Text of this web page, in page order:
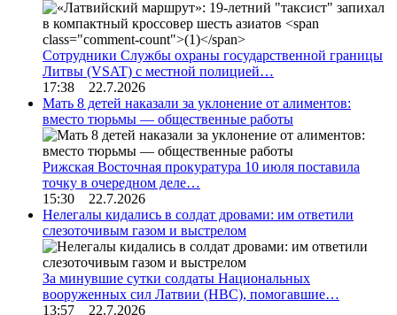
Сотрудники Службы охраны государственной границы
Литвы (VSAT) с местной полицией…
17:38 22.7.2026
Мать 8 детей наказали за уклонение от алиментов:
вместо тюрьмы — общественные работы
Рижская Восточная прокуратура 10 июля поставила
точку в очередном деле…
15:30 22.7.2026
Нелегалы кидались в солдат дровами: им ответили
слезоточивым газом и выстрелом
За минувшие сутки солдаты Национальных
вооруженных сил Латвии (НВС), помогавшие…
13:57 22.7.2026